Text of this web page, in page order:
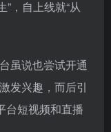
发兴趣，而后引
台短视频和直播